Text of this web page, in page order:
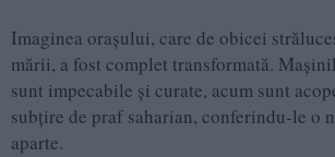
Imaginea orașului, care de obicei
mării, a fost complet transformată.
sunt impecabile și curate, acum sunt
subțire de praf saharian, conferindu-le o
aparte.